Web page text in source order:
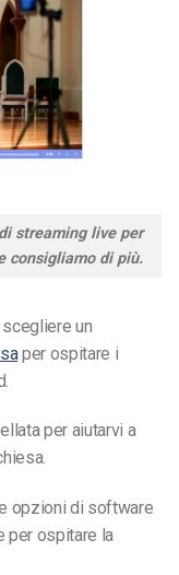
streaming live per
consigliamo di più.
un
per ospitare i
per aiutarvi a
opzioni di software
per ospitare la